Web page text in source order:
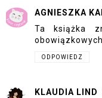
AGNIESZKA
Ta książka
ODPOWIEDZ
KLAUDIA LIND